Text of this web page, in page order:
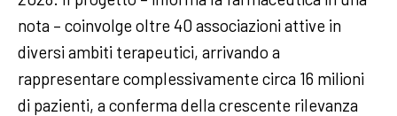
nota – coinvolge oltre 40 associazioni attive in
diversi ambiti terapeutici, arrivando a
rappresentare complessivamente circa 16 milioni
di pazienti, a conferma della crescente rilevanza